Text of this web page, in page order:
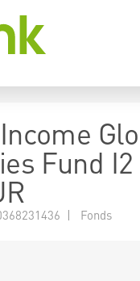
Fund I2
| Fonds